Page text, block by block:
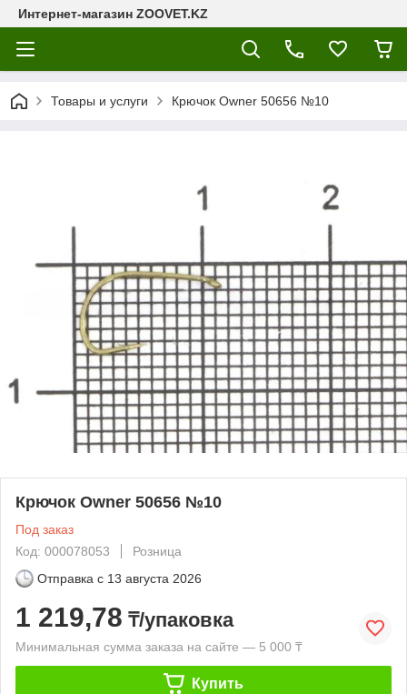
Интернет-магазин ZOOVET.KZ
Товары и услуги Крючок Owner 50656 №10
Крючок Owner 50656 №10
Под заказ
Код: 000078053
Розница
Отправка с 13 августа 2026
1 219,78 ₸/упаковка
Минимальная сумма заказа на сайте — 5 000 ₸
Купить